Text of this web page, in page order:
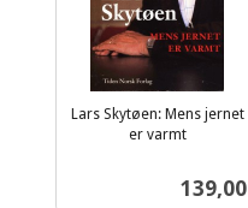
Lars Skytøen: Mens jernet
er varmt
Pris
139,00